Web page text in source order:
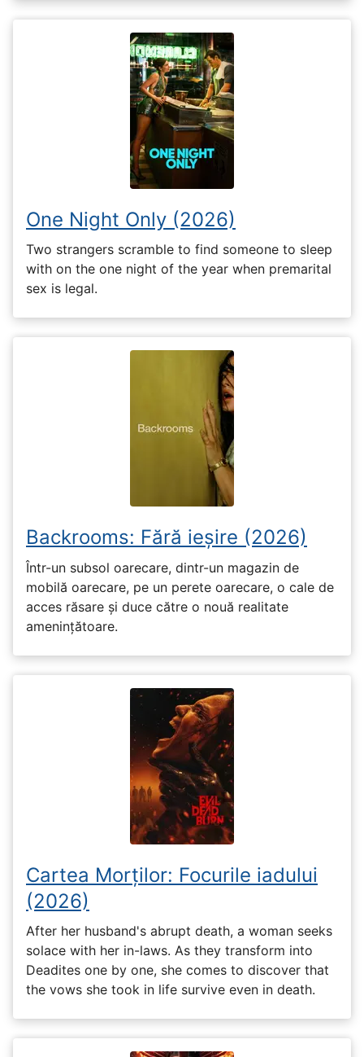
One Night Only (2026)
Two strangers scramble to find someone to sleep
with on the one night of the year when premarital
sex is legal.
Backrooms: Fără ieșire (2026)
Într-un subsol oarecare, dintr-un magazin de
mobilă oarecare, pe un perete oarecare, o cale de
acces răsare și duce către o nouă realitate
amenințătoare.
Cartea Morților: Focurile iadului
(2026)
After her husband's abrupt death, a woman seeks
solace with her in-laws. As they transform into
Deadites one by one, she comes to discover that
the vows she took in life survive even in death.